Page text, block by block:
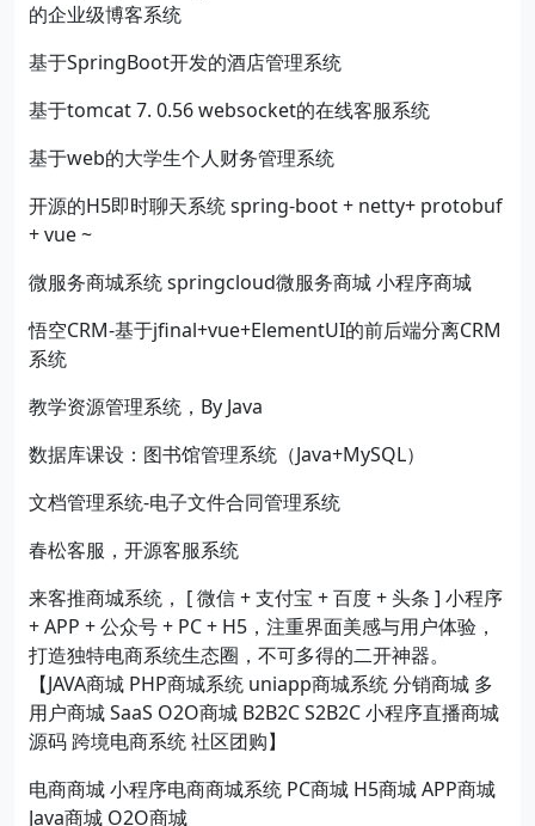
的企业级博客系统
基于SpringBoot开发的酒店管理系统
基于tomcat 7. 0.56 websocket的在线客服系统
基于web的大学生个人财务管理系统
开源的H5即时聊天系统 spring-boot + netty+ protobuf
+ vue ~
微服务商城系统 springcloud微服务商城 小程序商城
悟空CRM-基于jfinal+vue+ElementUI的前后端分离CRM
系统
教学资源管理系统，By Java
数据库课设：图书馆管理系统（Java+MySQL）
文档管理系统-电子文件合同管理系统
春松客服，开源客服系统
来客推商城系统， [ 微信 + 支付宝 + 百度 + 头条 ] 小程序
+ APP + 公众号 + PC + H5，注重界面美感与用户体验，
打造独特电商系统生态圈，不可多得的二开神器。
【JAVA商城 PHP商城系统 uniapp商城系统 分销商城 多
用户商城 SaaS O2O商城 B2B2C S2B2C 小程序直播商城
源码 跨境电商系统 社区团购】
电商商城 小程序电商商城系统 PC商城 H5商城 APP商城
Java商城 O2O商城